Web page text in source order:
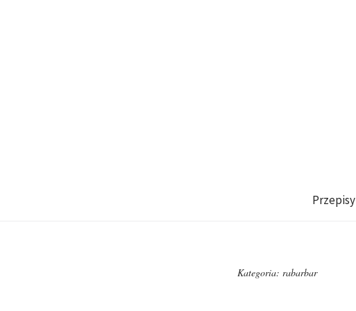
Przepisy
Kategoria: rabarbar